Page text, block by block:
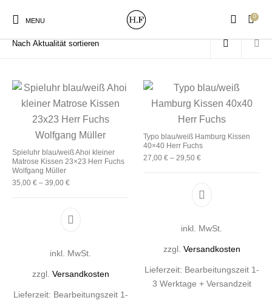
MENU
0
New Products On Sale! Wandteller Geschirrtücher
Gutscheine
Start / Produkte verschlagwortet mit „blau weiß Kissen“
Spieluhr blau/weiß Ahoi kleiner
Matrose Kissen 23×23 Herr Fuchs
Wolfgang Müller
35,00 € – 39,00 €
Dieses Produkt weist mehrere Varianten auf.
inkl. MwSt.
zzgl. Versandkosten
Lieferzeit: Bearbeitungszeit 1-
Typo blau/weiß Hamburg Kissen
40×40 Herr Fuchs
27,00 € – 29,50 €
Dieses Produkt
inkl. MwSt.
zzgl. Versandkosten
Lieferzeit: Bearbeitungszeit 1-
3 Werktage + Versandzeit